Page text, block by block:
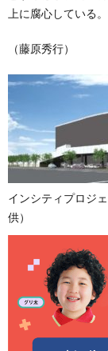
上に腐心している。
（藤原秀行）
インシティプロジ
供）